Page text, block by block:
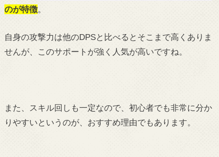
のが特徴。
自身の攻撃力は他のDPSと比べるとそこまで高くありま
せんが、このサポートが強く人気が高いですね。
また、スキル回しも一定なので、初心者でも非常に分か
りやすいというのが、おすすめ理由でもあります。